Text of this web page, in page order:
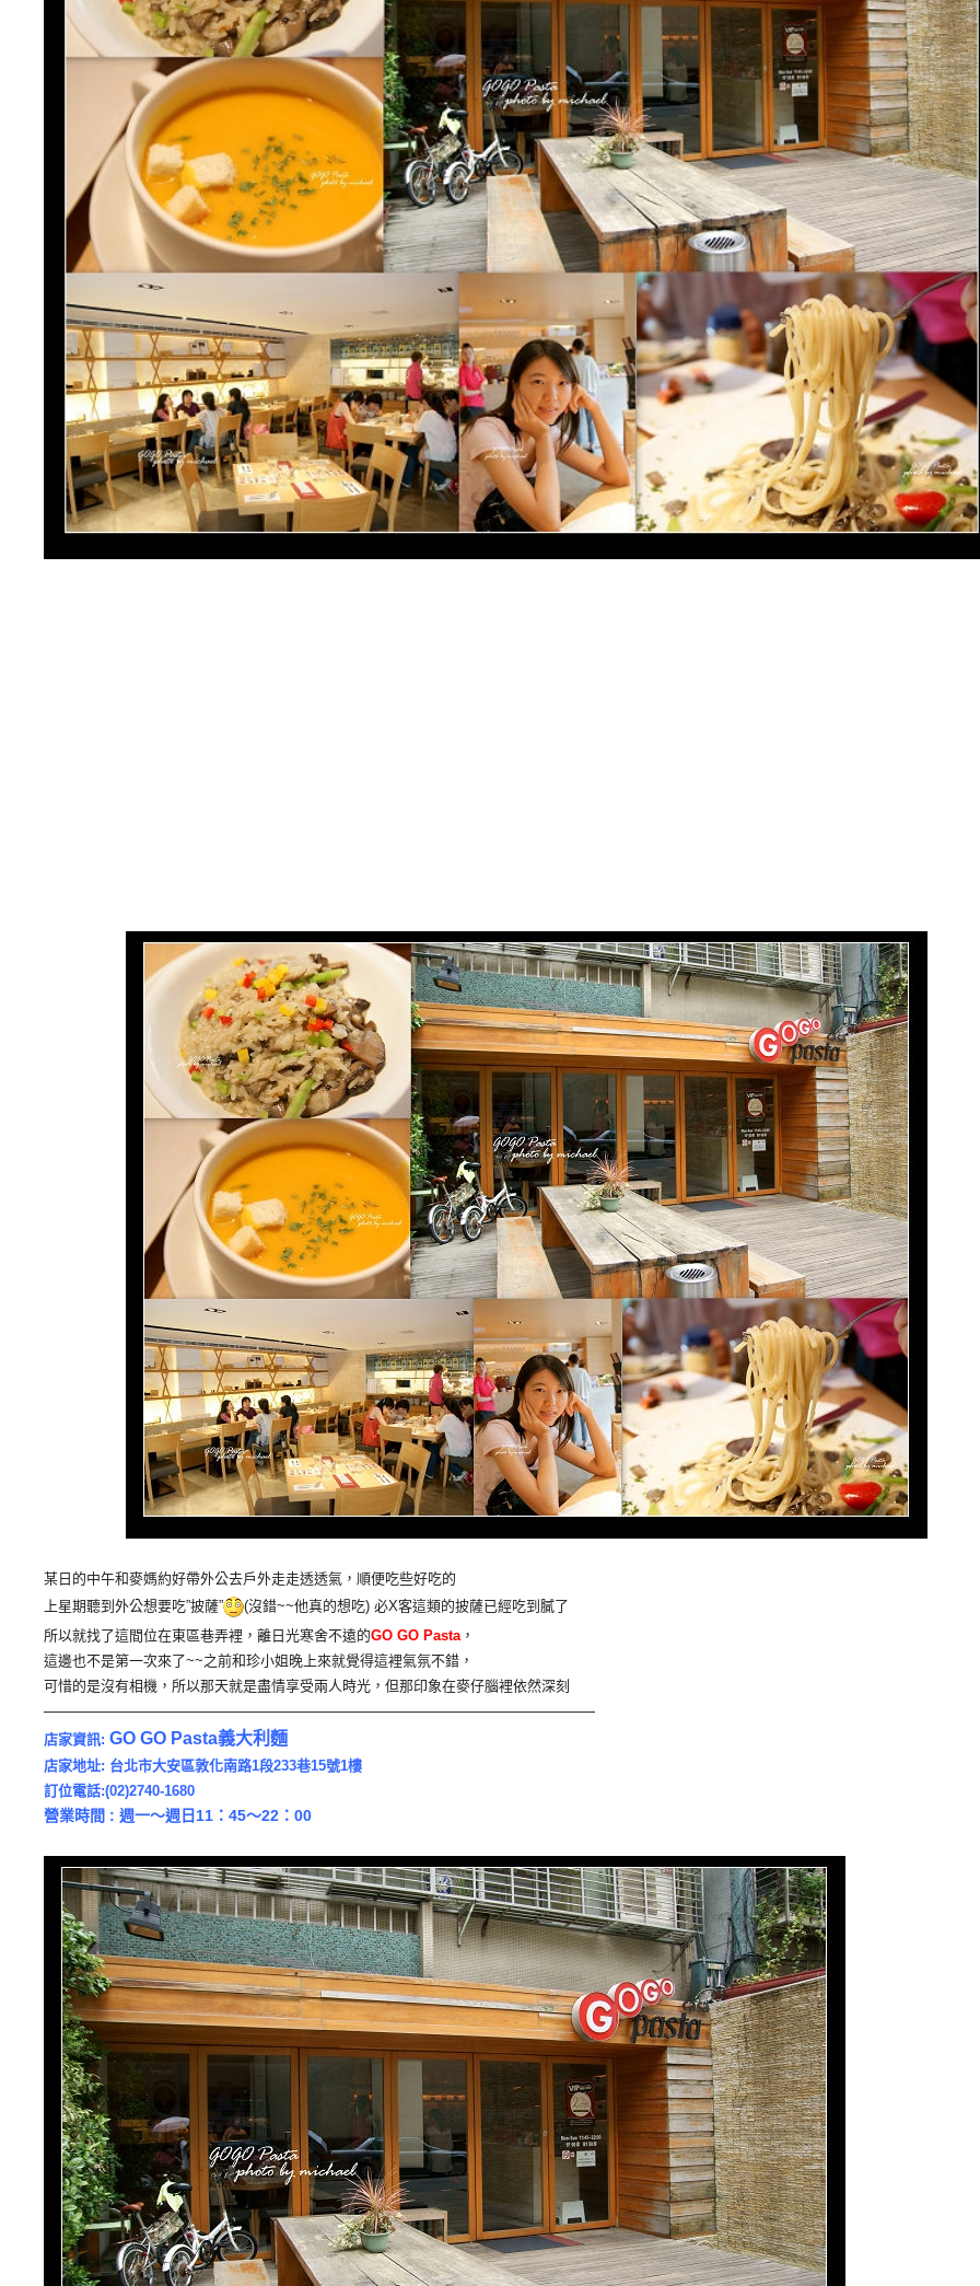
某日的中午和麥媽約好帶外公去戶外走走透透氣，順便吃些好吃的
上星期聽到外公想要吃”披薩”
(沒錯~~他真的想吃) 必X客這類的披薩已經吃到膩了
所以就找了這間位在東區巷弄裡，離日光寒舍不遠的GO GO Pasta ，
這邊也不是第一次來了~~之前和珍小姐晚上來就覺得這裡氣氛不錯，
可惜的是沒有相機，所以那天就是盡情享受兩人時光，但那印象在麥仔腦裡依然深刻
————————————————————————————————————
店家資訊: GO GO Pasta義大利麵
店家地址: 台北市大安區敦化南路1段233巷15號1樓
訂位電話:(02)2740-1680
營業時間 : 週一～週日11：45～22：00